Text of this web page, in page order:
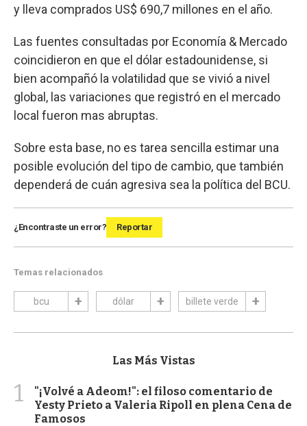
y lleva comprados US$ 690,7 millones en el año.
Las fuentes consultadas por Economía & Mercado
coincidieron en que el dólar estadounidense, si
bien acompañó la volatilidad que se vivió a nivel
global, las variaciones que registró en el mercado
local fueron mas abruptas.
Sobre esta base, no es tarea sencilla estimar una
posible evolución del tipo de cambio, que también
dependerá de cuán agresiva sea la política del BCU.
¿Encontraste un error? Reportar
Temas relacionados
bcu dólar billete verde
Las Más Vistas
1
"¡Volvé a Adeom!": el filoso comentario de
Yesty Prieto a Valeria Ripoll en plena Cena de
Famosos